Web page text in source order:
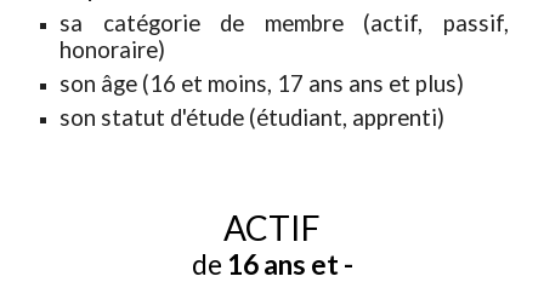
sa catégorie de membre (actif, passif,
honoraire)
son âge (16 et moins, 17 ans ans et plus)
son statut d'étude (étudiant, apprenti)
ACTIF
de 16 ans et-